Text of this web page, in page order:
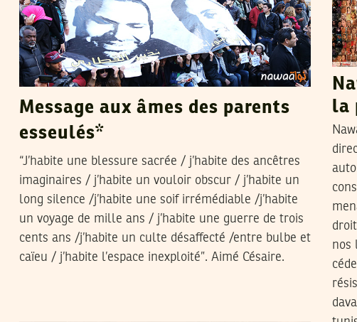
la
nos
Message aux âmes des parents
esseulés*
“J’habite une blessure sacrée / j’habite des ancêtres
imaginaires / j’habite un vouloir obscur / j’habite un
long silence /j’habite une soif irrémédiable /j’habite
un voyage de mille ans / j’habite une guerre de trois
cents ans /j’habite un culte désaffecté /entre bulbe et
caïeu / j’habite l’espace inexploité”. Aimé Césaire.